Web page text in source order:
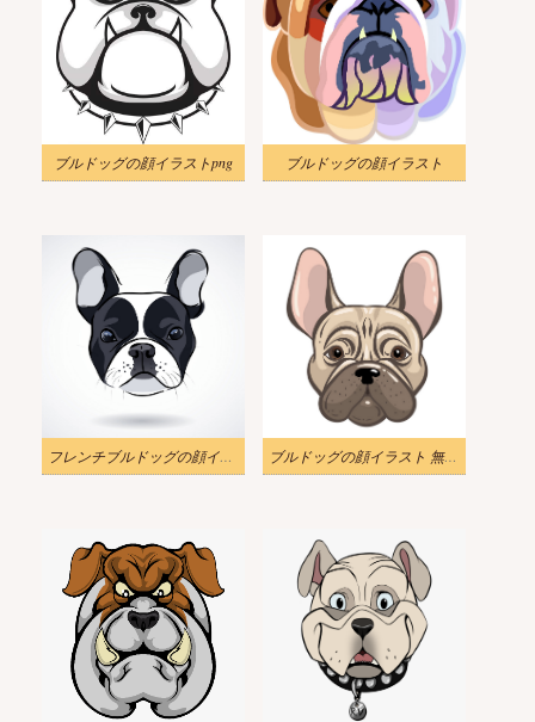
ブルドッグの顔イラストpng ブルドッグの顔イラスト
フレンチブルドッグの顔イラスト ブルドッグの顔イラスト 無料画像